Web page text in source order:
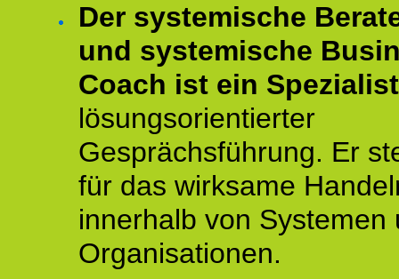
Der systemische
und systemische
Coach ist ein
lösungsorientierter
Gesprächsführung. Er
für das wirksame
innerhalb von Systemen
Organisationen.